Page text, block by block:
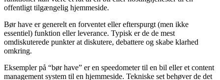
offentligt tilgængelig hjemmeside.
Bør have er generelt en forventet eller efterspurgt (men ikke
essentiel) funktion eller leverance. Typisk er de de mest
omdiskuterede punkter at diskutere, debattere og skabe klarhed
omkring.
Eksempler på “bør have” er en speedometer til en bil eller et content
management system til en hjemmeside. Tekniske set behøver de det